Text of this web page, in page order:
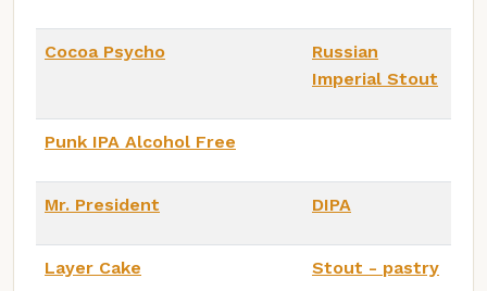
Cocoa Psycho
Russian
Imperial Stout
Punk IPA Alcohol Free
Mr. President DIPA
Layer Cake Stout - pastry